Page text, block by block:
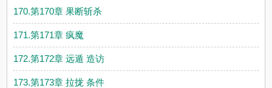
170.第170章 果断斩杀
171.第171章 疯魔
172.第172章 远遁 造访
173.第173章 拉拢 条件